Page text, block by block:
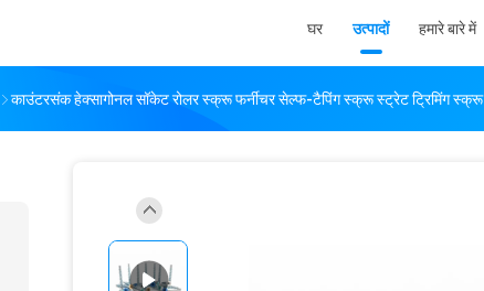
घर उत्पादों हमारे बारे में
काउंटरसंक हेक्सागोनल सॉकेट रोलर स्क्रू फर्नीचर सेल्फ-टैपिंग स्क्रू स्ट्रेट ट्रिमिंग स्क्रू